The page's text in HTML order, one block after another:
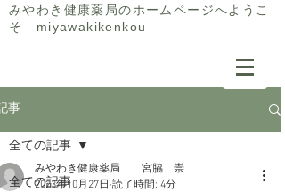
​みやわき健康薬局のホームページへようこ
そ miyawakikenkou
事
全ての記事
全ての記事
みやわき健康薬局 宮脇 崇
2023年10月27日 読了時間: 4分